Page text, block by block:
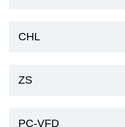
CHL
ZS
PC-VFD